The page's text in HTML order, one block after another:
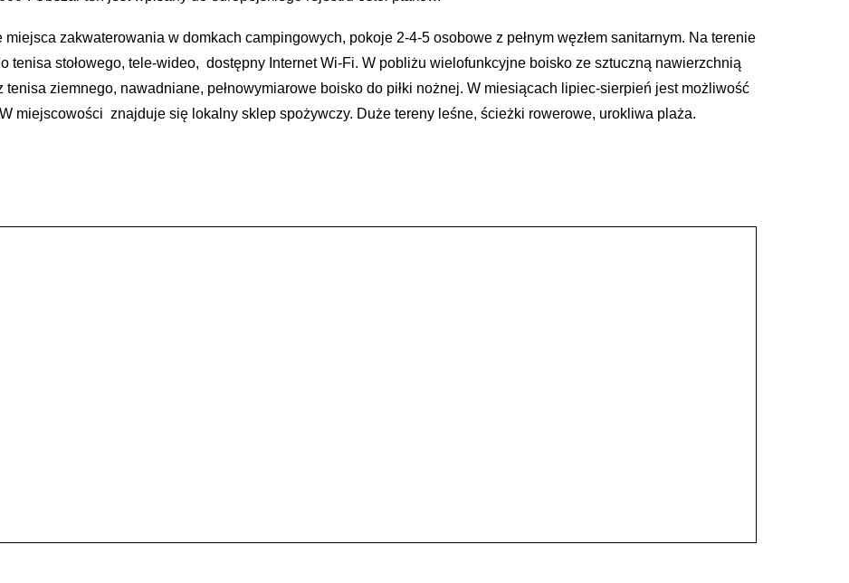
miejsca zakwaterowania w domkach campingowych, pokoje 2-4-5 osobowe z pełnym węzłem sanitarnym. Na terenie
tenisa stołowego, tele-wideo, dostępny Internet Wi-Fi. W pobliżu wielofunkcyjne boisko ze sztuczną nawierzchnią
ziemnego, nawadniane, pełnowymiarowe boisko do piłki nożnej. W miesiącach lipiec-sierpień jest możliwość
miejscowości znajduje się lokalny sklep spożywczy. Duże tereny leśne, ścieżki rowerowe, urokliwa plaża.